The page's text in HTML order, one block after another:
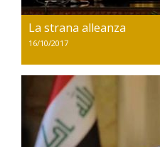
La strana alleanza
16/10/2017